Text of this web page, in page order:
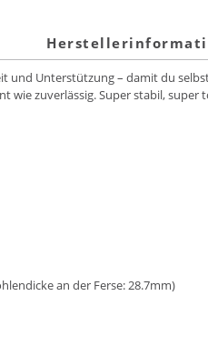
Unterstützung – damit du
wie zuverlässig. Super stabil,
an der Ferse: 28.7mm)